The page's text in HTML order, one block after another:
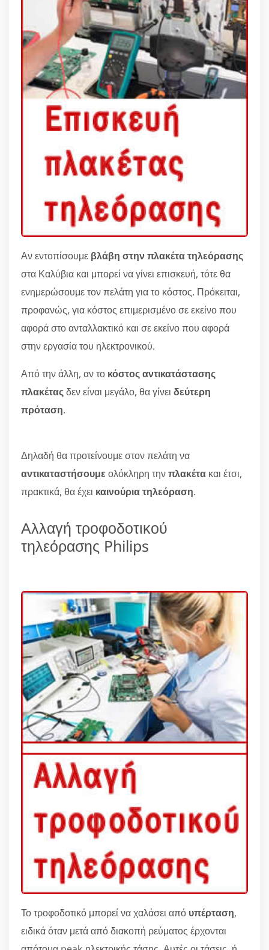
Αν εντοπίσουμε βλάβη στην πλακέτα τηλεόρασης
στα Καλύβια και μπορεί να γίνει επισκευή, τότε θα
ενημερώσουμε τον πελάτη για το κόστος. Πρόκειται,
προφανώς, για κόστος επιμερισμένο σε εκείνο που
αφορά στο ανταλλακτικό και σε εκείνο που αφορά
στην εργασία του ηλεκτρονικού.
Από την άλλη, αν το κόστος αντικατάστασης
πλακέταςδεν είναι μεγάλο, θα γίνει δεύτερη
πρόταση.
Δηλαδή θα προτείνουμε στον πελάτη να
αντικαταστήσουμε ολόκληρη τηνπλακέτα και έτσι,
πρακτικά, θα έχει καινούρια τηλεόραση.
Αλλαγή τροφοδοτικού
τηλεόρασης Philips
Το τροφοδοτικό μπορεί να χαλάσει από υπέρταση,
ειδικά όταν μετά από διακοπή ρεύματος έρχονται